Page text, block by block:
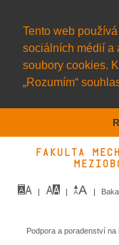
Tento web
sociálních médií a
soubory cookies.
„Rozumím“
Fakulta
Podpora a poradenství na